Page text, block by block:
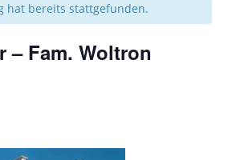
hat bereits stattgefunden.
– Fam. Woltron